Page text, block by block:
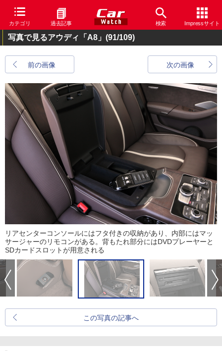
カテゴリ 過去記事 検索 Impressサイト
写真で見るアウディ「A8」 (91/109)
前の画像 次の画像
リアセンターコンソールにはフタ付きの収納があり、内部にはマッ
サージャーのリモコンがある。背もたれ部分にはDVDプレーヤーと
SDカードスロットが用意される
この写真の記事へ